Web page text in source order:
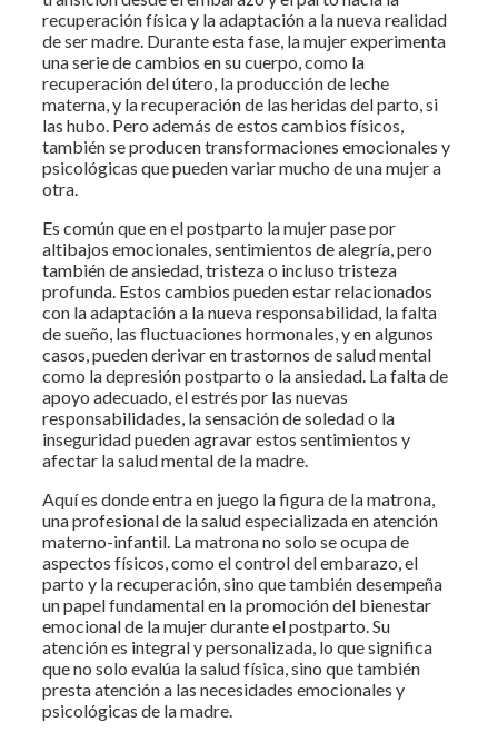
recuperación física y la adaptación a la nueva realidad
de ser madre. Durante esta fase, la mujer experimenta
una serie de cambios en su cuerpo, como la
recuperación del útero, la producción de leche
materna, y la recuperación de las heridas del parto, si
las hubo. Pero además de estos cambios físicos,
también se producen transformaciones emocionales y
psicológicas que pueden variar mucho de una mujer a
otra.
Es común que en el postparto la mujer pase por
altibajos emocionales, sentimientos de alegría, pero
también de ansiedad, tristeza o incluso tristeza
profunda. Estos cambios pueden estar relacionados
con la adaptación a la nueva responsabilidad, la falta
de sueño, las fluctuaciones hormonales, y en algunos
casos, pueden derivar en trastornos de salud mental
como la depresión postparto o la ansiedad. La falta de
apoyo adecuado, el estrés por las nuevas
responsabilidades, la sensación de soledad o la
inseguridad pueden agravar estos sentimientos y
afectar la salud mental de la madre.
Aquí es donde entra en juego la figura de la matrona,
una profesional de la salud especializada en atención
materno-infantil. La matrona no solo se ocupa de
aspectos físicos, como el control del embarazo, el
parto y la recuperación, sino que también desempeña
un papel fundamental en la promoción del bienestar
emocional de la mujer durante el postparto. Su
atención es integral y personalizada, lo que significa
que no solo evalúa la salud física, sino que también
presta atención a las necesidades emocionales y
psicológicas de la madre.